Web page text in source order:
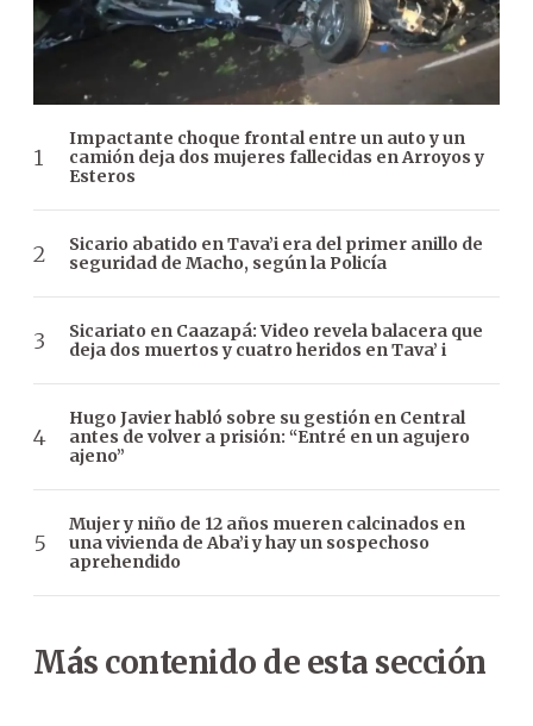
Impactante choque frontal entre un auto y un
camión deja dos mujeres fallecidas en Arroyos y
Esteros
Sicario abatido en Tava’i era del primer anillo de
seguridad de Macho, según la Policía
Sicariato en Caazapá: Video revela balacera que
deja dos muertos y cuatro heridos en Tava’ i
Hugo Javier habló sobre su gestión en Central
antes de volver a prisión: “Entré en un agujero
ajeno”
Mujer y niño de 12 años mueren calcinados en
una vivienda de Aba’i y hay un sospechoso
aprehendido
Más contenido de esta sección